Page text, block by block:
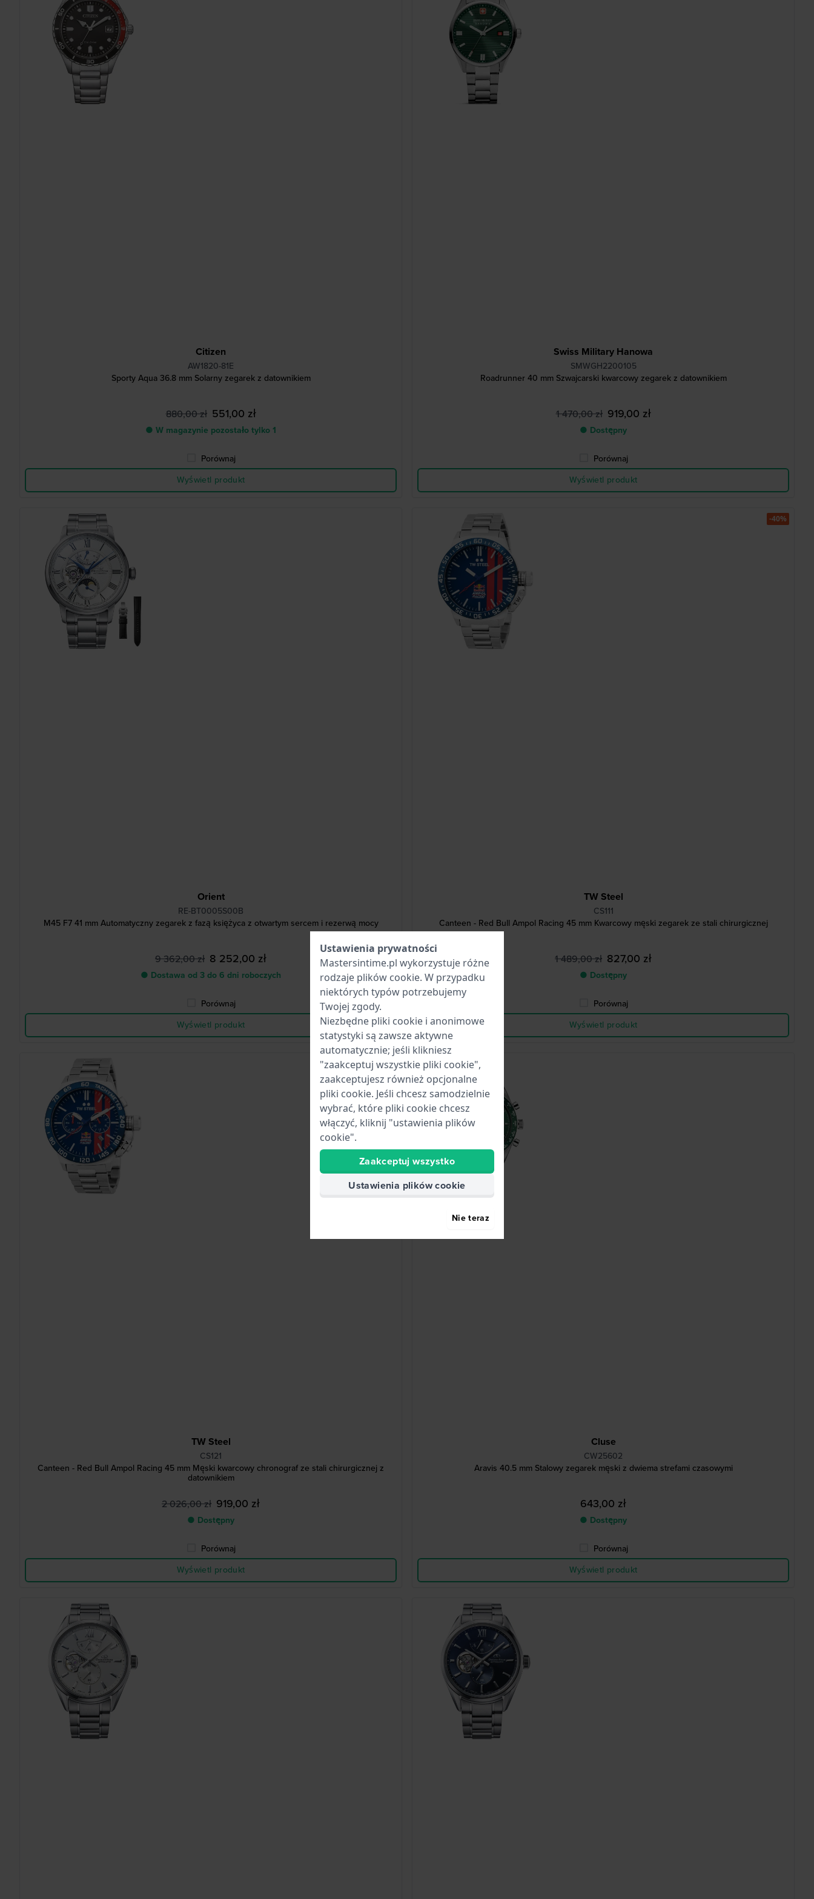
Citizen
AW1820-81E
Sporty Aqua 36.8 mm Solarny zegarek z datownikiem
880,00 zł 551,00 zł
● W magazynie pozostało tylko 1
Porównaj
Wyświetl produkt
Swiss Military Hanowa
SMWGH2200105
Roadrunner 40 mm Szwajcarski kwarcowy zegarek z datownikiem
1 470,00 zł 919,00 zł
● Dostępny
Porównaj
Wyświetl produkt
Orient
RE-BT0005S00B
M45 F7 41 mm Automatyczny zegarek z fazą księżyca z otwartym sercem i rezerwą mocy
9 362,00 zł 8 252,00 zł
● Dostawa od 3 do 6 dni roboczych
Porównaj
Wyświetl produkt
TW Steel
CS111
Canteen - Red Bull Ampol Racing 45 mm Kwarcowy męski zegarek ze stali chirurgicznej
1 489,00 zł 827,00 zł
● Dostępny
Porównaj
Wyświetl produkt
-40%
TW Steel
CS121
Canteen - Red Bull Ampol Racing 45 mm Męski kwarcowy chronograf ze stali chirurgicznej z
datownikiem
2 026,00 zł 919,00 zł
● Dostępny
Porównaj
Wyświetl produkt
-50%
Cluse
CW25602
Aravis 40.5 mm Stalowy zegarek męski z dwiema strefami czasowymi
643,00 zł
● Dostępny
Porównaj
Wyświetl produkt
Ustawienia prywatności
Mastersintime.pl wykorzystuje różne
rodzaje plików cookie. W przypadku
niektórych typów potrzebujemy
Twojej zgody.
Niezbędne pliki cookie i anonimowe
statystyki są zawsze aktywne
automatycznie; jeśli klikniesz
"zaakceptuj wszystkie pliki cookie",
zaakceptujesz również opcjonalne
pliki cookie. Jeśli chcesz samodzielnie
wybrać, które pliki cookie chcesz
włączyć, kliknij "ustawienia plików
cookie".
Zaakceptuj wszystko
Ustawienia plików cookie
Nie teraz